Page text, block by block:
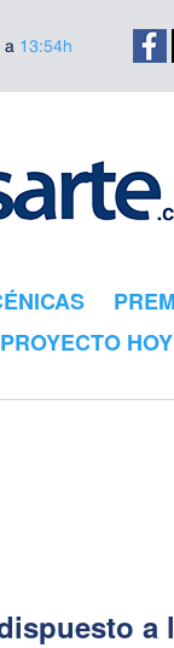
a 13:54h
PROYECTO HOY
a